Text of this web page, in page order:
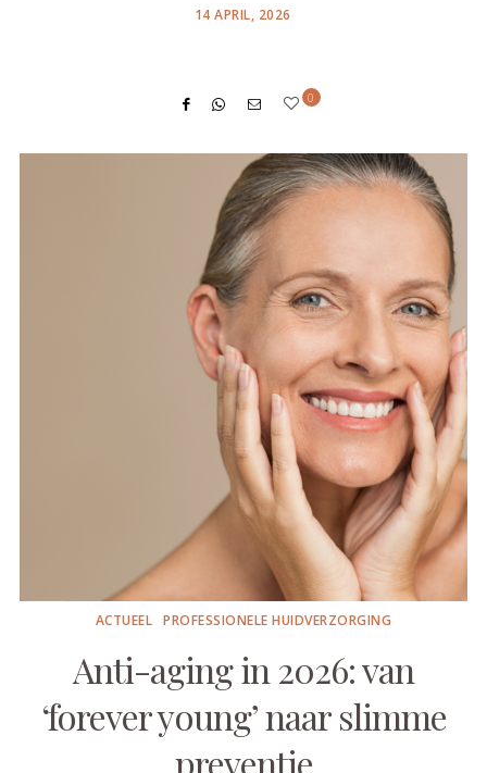
POSTED
14 APRIL, 2026
0
ACTUEEL PROFESSIONELE HUIDVERZORGING
Anti-aging in 2026: van
‘forever young’ naar slimme
preventie